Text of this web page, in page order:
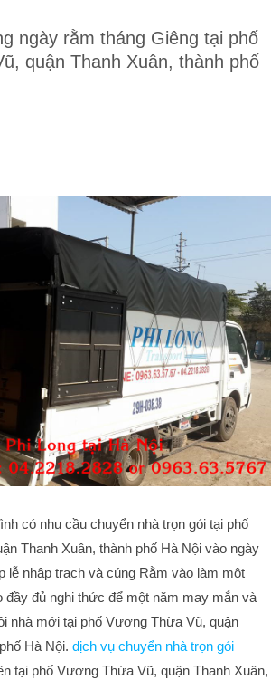
ngày rằm tháng Giêng tại phố
quận Thanh Xuân, thành phố
có nhu cầu chuyển nhà trọn gói tại phố
Thanh Xuân, thành phố Hà Nội vào ngày
lễ nhập trạch và cúng Rằm vào làm một
đầy đủ nghi thức để một năm may mắn và
nhà mới tại phố Vương Thừa Vũ, quận
Hà Nội. dịch vụ chuyển nhà trọn gói
tại phố Vương Thừa Vũ, quận Thanh Xuân,